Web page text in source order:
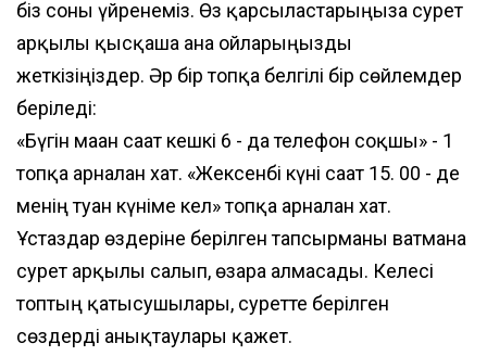
біз соны үйренеміз. Өз қарсыластарыңызға сурет
арқылы қысқаша ғана ойларыңызды
жеткізіңіздер. Әр бір топқа белгілі бір сөйлемдер
беріледі:
«Бүгін маған сағат кешкі 6 - да телефон соқшы» - 1
топқа арналған хат. «Жексенбі күні сағат 15. 00 - де
менің туған күніме кел» топқа арналған хат.
Ұстаздар өздеріне берілген тапсырманы ватманға
сурет арқылы салып, өзара алмасады. Келесі
топтың қатысушылары, суретте берілген
сөздерді анықтаулары қажет.